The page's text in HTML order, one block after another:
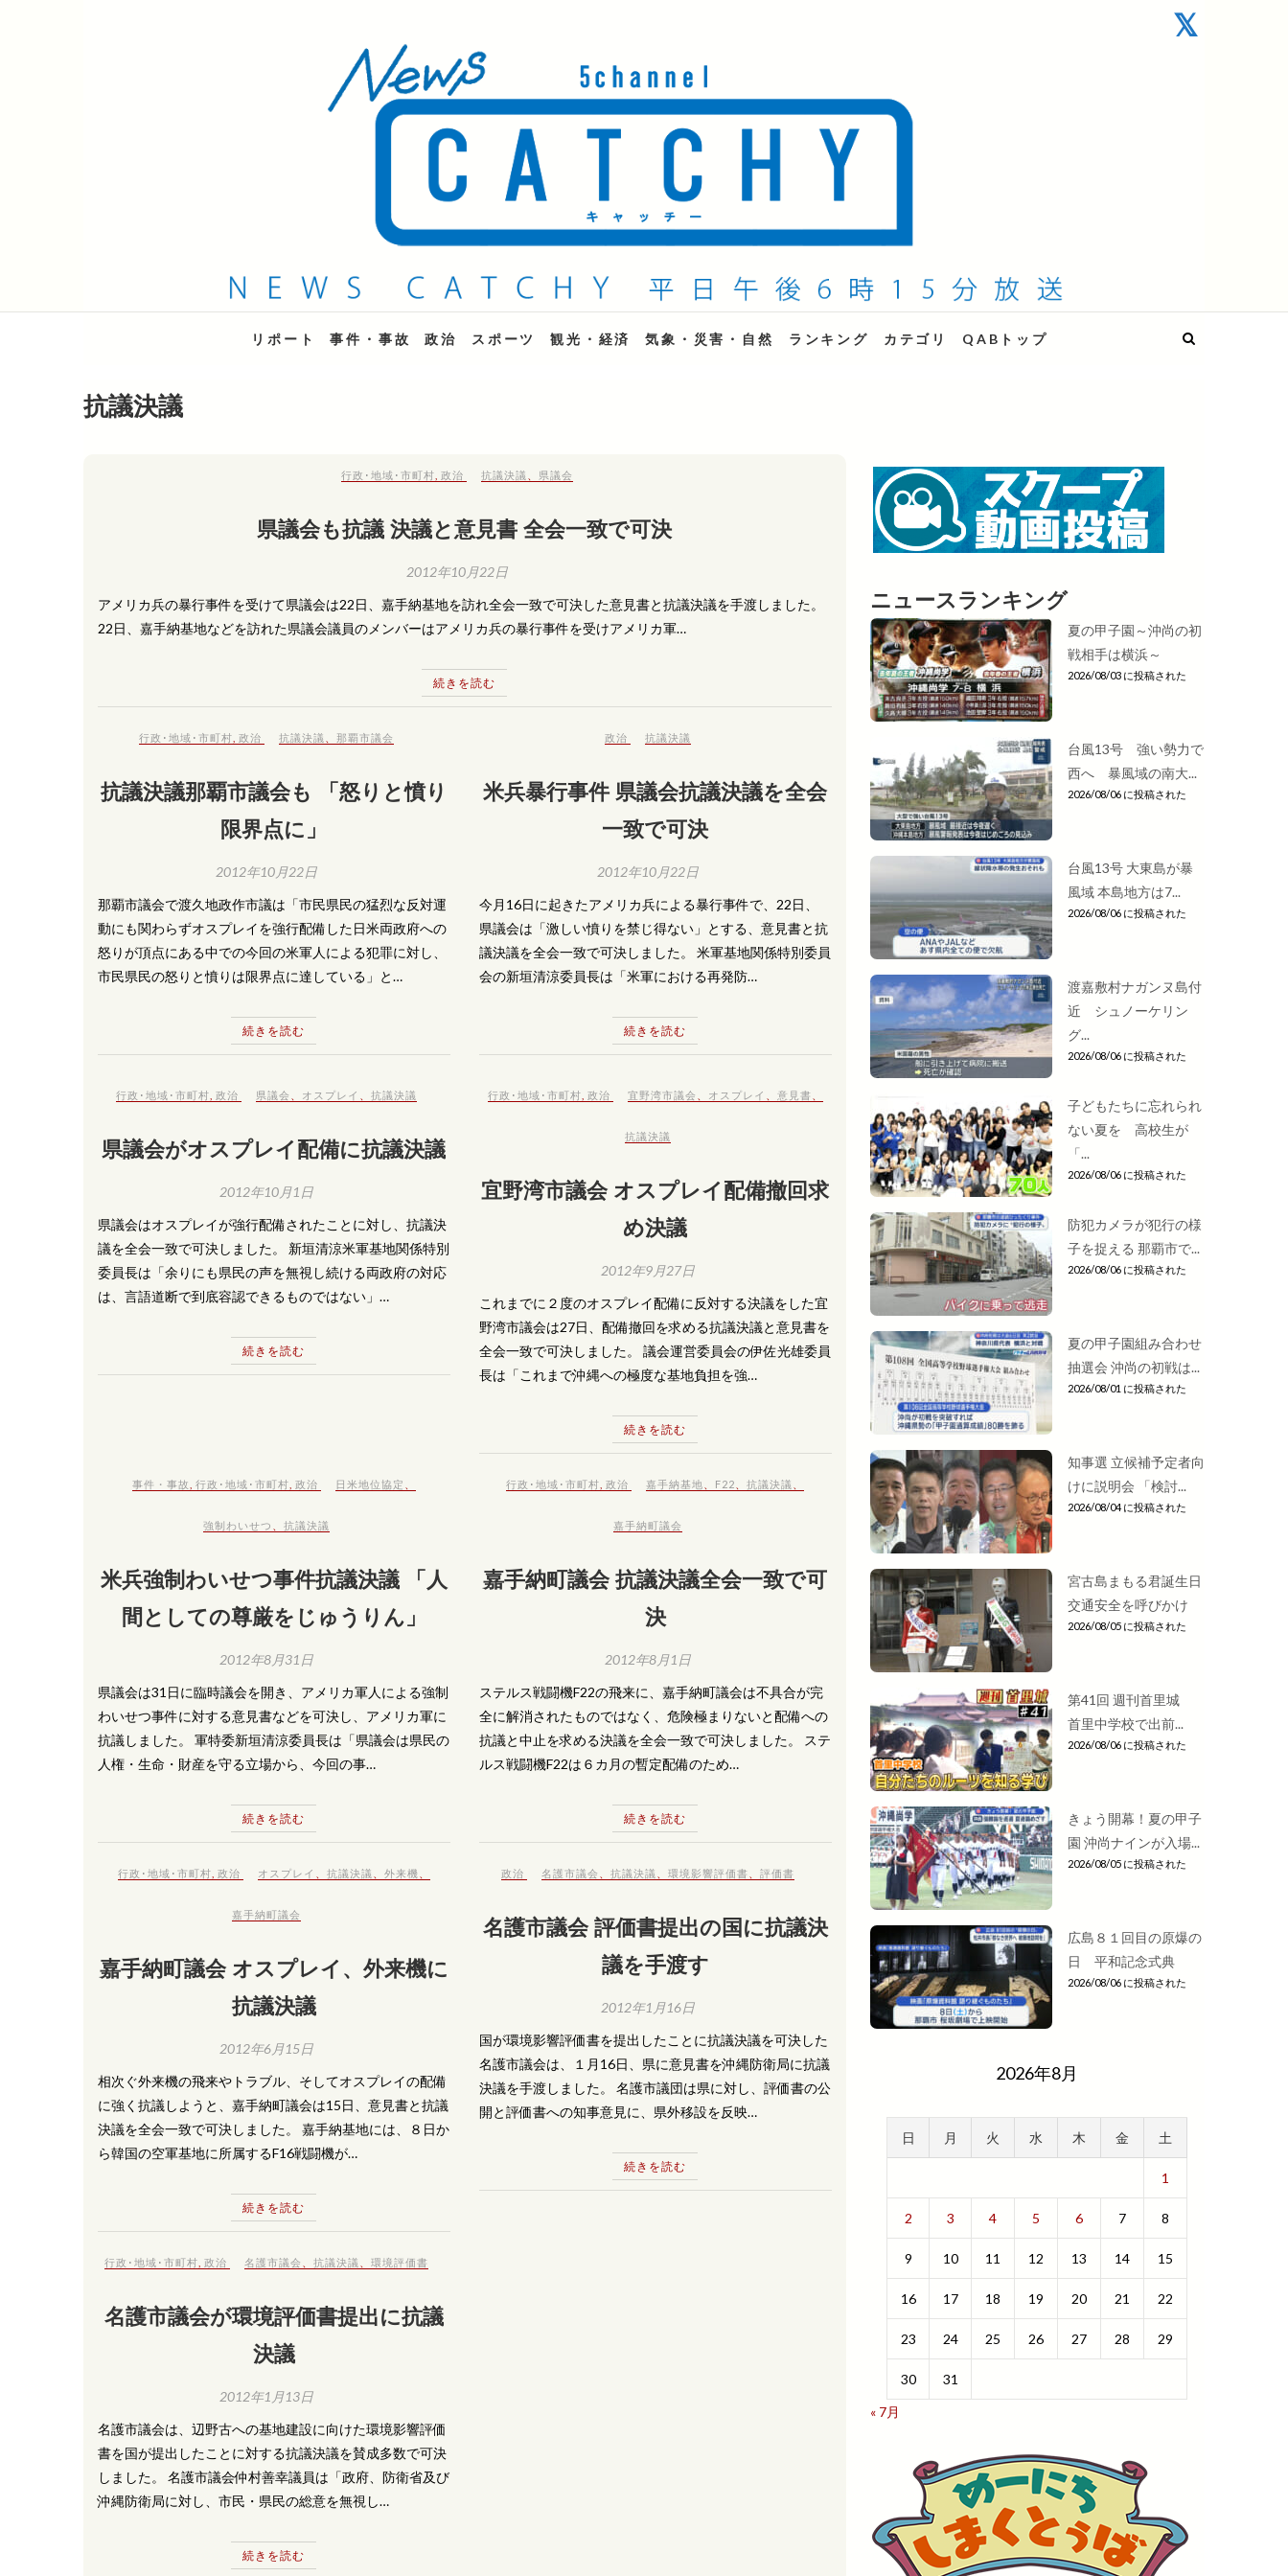
QAB NEWS Headline
キャッチー 月曜〜金曜 午後6時15分放送
リポート 事件・事故 政治 スポーツ 観光・経済 気象・災害・自然 ランキング カテゴリ QABトップ
抗議決議
行政･地域･市町村 ,政治 抗議決議 県議会
県議会も抗議 決議と意見書 全会一致で可決
2012年10月22日
アメリカ兵の暴行事件を受けて県議会は22日、嘉手納基地を訪れ全会一致で可決した意見書と抗議決議を手渡しました。
22日、嘉手納基地などを訪れた県議会議員のメンバーはアメリカ兵の暴行事件を受けアメリカ軍…
続きを読む
行政･地域･市町村 ,政治 抗議決議 那覇市議会
抗議決議那覇市議会も 「怒りと憤り
限界点に」
2012年10月22日
那覇市議会で渡久地政作市議は「市民県民の猛烈な反対運
動にも関わらずオスプレイを強行配備した日米両政府への
怒りが頂点にある中での今回の米軍人による犯罪に対し、
市民県民の怒りと憤りは限界点に達している」と…
続きを読む
政治 抗議決議
米兵暴行事件 県議会抗議決議を全会
一致で可決
2012年10月22日
今月16日に起きたアメリカ兵による暴行事件で、22日、
県議会は「激しい憤りを禁じ得ない」とする、意見書と抗
議決議を全会一致で可決しました。 米軍基地関係特別委員
会の新垣清涼委員長は「米軍における再発防…
続きを読む
行政･地域･市町村 ,政治 県議会 オスプレイ 、抗議決議
県議会がオスプレイ配備に抗議決議
2012年10月1日
県議会はオスプレイが強行配備されたことに対し、抗議決
議を全会一致で可決しました。 新垣清涼米軍基地関係特別
委員長は「余りにも県民の声を無視し続ける両政府の対応
は、言語道断で到底容認できるものではない」…
続きを読む
行政･地域･市町村 政治 宜野湾市議会 オスプレイ 意見書
抗議決議
宜野湾市議会 オスプレイ配備撤回求
め決議
2012年9月27日
これまでに２度のオスプレイ配備に反対する決議をした宜
野湾市議会は27日、配備撤回を求める抗議決議と意見書を
全会一致で可決しました。 議会運営委員会の伊佐光雄委員
長は「これまで沖縄への極度な基地負担を強…
続きを読む
事件・事故 行政･地域･市町村 政治 日米地位協定
強制わいせつ 、抗議決議
米兵強制わいせつ事件抗議決議 「人
間としての尊厳をじゅうりん」
2012年8月31日
県議会は31日に臨時議会を開き、アメリカ軍人による強制
わいせつ事件に対する意見書などを可決し、アメリカ軍に
抗議しました。 軍特委新垣清涼委員長は「県議会は県民の
人権・生命・財産を守る立場から、今回の事…
続きを読む
行政･地域･市町村 ,政治 嘉手納基地 F22 、抗議決議
嘉手納町議会
嘉手納町議会 抗議決議全会一致で可
決
2012年8月1日
ステルス戦闘機F22の飛来に、嘉手納町議会は不具合が完
全に解消されたものではなく、危険極まりないと配備への
抗議と中止を求める決議を全会一致で可決しました。 ステ
ルス戦闘機F22は６カ月の暫定配備のため…
続きを読む
行政･地域･市町村 政治 オスプレイ 抗議決議 外来機
嘉手納町議会
嘉手納町議会 オスプレイ、外来機に
抗議決議
2012年6月15日
相次ぐ外来機の飛来やトラブル、そしてオスプレイの配備
に強く抗議しようと、嘉手納町議会は15日、意見書と抗議
決議を全会一致で可決しました。 嘉手納基地には、８日か
ら韓国の空軍基地に所属するF16戦闘機が…
続きを読む
政治 名護市議会 、抗議決議 、環境影響評価書 、評価書
名護市議会 評価書提出の国に抗議決
議を手渡す
2012年1月16日
国が環境影響評価書を提出したことに抗議決議を可決した
名護市議会は、１月16日、県に意見書を沖縄防衛局に抗議
決議を手渡しました。 名護市議団は県に対し、評価書の公
開と評価書への知事意見に、県外移設を反映…
続きを読む
行政･地域･市町村 ,政治 名護市議会 、抗議決議 、環境評価書
名護市議会が環境評価書提出に抗議
決議
2012年1月13日
名護市議会は、辺野古への基地建設に向けた環境影響評価
書を国が提出したことに対する抗議決議を賛成多数で可決
しました。 名護市議会仲村善幸議員は「政府、防衛省及び
沖縄防衛局に対し、市民・県民の総意を無視し…
続きを読む
ニュースランキング
夏の甲子園～沖尚の初
戦相手は横浜～
2026/08/03 に投稿された
台風13号 強い勢力で
西へ 暴風域の南大...
2026/08/06 に投稿された
台風13号 大東島が暴
風域 本島地方は7...
2026/08/06 に投稿された
渡嘉敷村ナガンヌ島付
近 シュノーケリン
グ...
2026/08/06 に投稿された
子どもたちに忘れられ
ない夏を 高校生が
「...
2026/08/06 に投稿された
防犯カメラが犯行の様
子を捉える 那覇市で...
2026/08/06 に投稿された
夏の甲子園組み合わせ
抽選会 沖尚の初戦は...
2026/08/01 に投稿された
知事選 立候補予定者向
けに説明会 「検討...
2026/08/04 に投稿された
宮古島まもる君誕生日
交通安全を呼びかけ
2026/08/05 に投稿された
第41回 週刊首里城
首里中学校で出前...
2026/08/06 に投稿された
きょう開幕！夏の甲子
園 沖尚ナインが入場...
2026/08/05 に投稿された
広島８１回目の原爆の
日 平和記念式典
2026/08/06 に投稿された
2026年8月
日 月 火 水 木 金 土
1
2 3 4 5 6 7 8
9 10 11 12 13 14 15
16 17 18 19 20 21 22
23 24 25 26 27 28 29
30
31
« 7月